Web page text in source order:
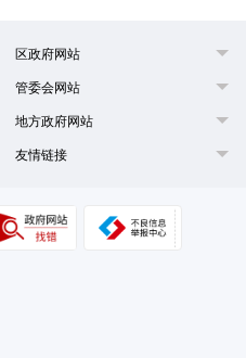
区政府网站
管委会网站
地方政府网站
友情链接